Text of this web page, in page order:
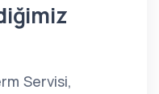
Servisi,